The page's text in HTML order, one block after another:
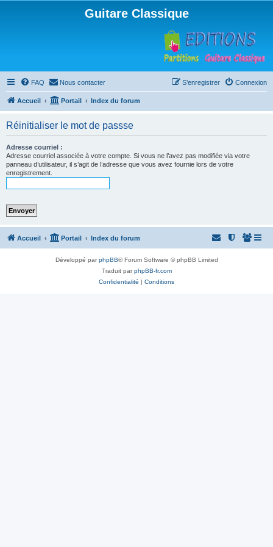
Guitare Classique
FAQ Nous contacter Connexion
S’enregistrer
Accueil Portail Index du forum
Réinitialiser le mot de passse
Adresse courriel :
Adresse courriel associée à votre compte. Si vous ne l’avez pas modifiée via votre
panneau d’utilisateur, il s’agit de l’adresse que vous avez fournie lors de votre
enregistrement.
Accueil Portail Index du forum
Développé parphpBB® Forum Software © phpBB Limited
Traduit parphpBB-fr.com
Confidentialité | Conditions